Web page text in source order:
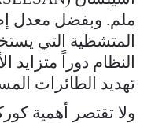
ملم. وبفضل معدل
المتشظية التي
النظام دوراً
تهديد الطائرات
ولا تقتصر أهمية